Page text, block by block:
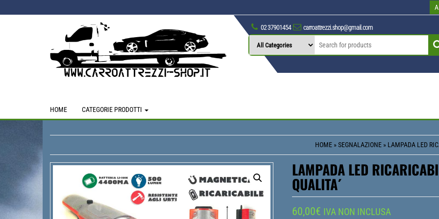
to
02 37901454 carroattrezzi.shop@gmail.com
HOME CATEGORIE PRODOTTI
HOME »SEGNALAZIONE » LAMPADA LED
LAMPADA LED
QUALITA´
60,00€ IVA NON INCLUSA